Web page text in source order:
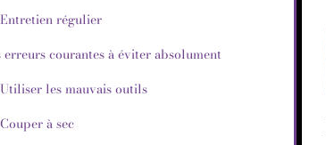
Entretien régulier
erreurs courantes à éviter absolument
Utiliser les mauvais outils
Couper à sec